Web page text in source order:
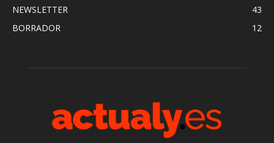
NEWSLETTER
43
BORRADOR
12